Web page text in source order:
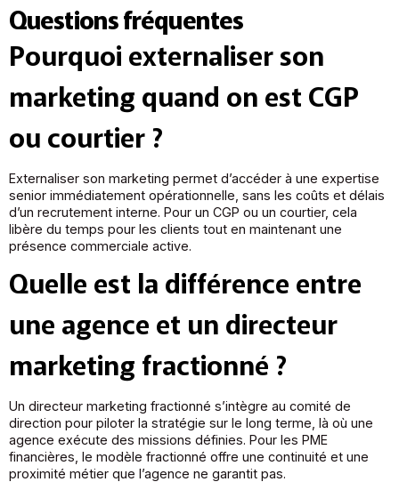
Questions fréquentes
Pourquoi externaliser son
marketing quand on est CGP
ou courtier ?
Externaliser son marketing permet d’accéder à une expertise
senior immédiatement opérationnelle, sans les coûts et délais
d’un recrutement interne. Pour un CGP ou un courtier, cela
libère du temps pour les clients tout en maintenant une
présence commerciale active.
Quelle est la différence entre
une agence et un directeur
marketing fractionné ?
Un directeur marketing fractionné s’intègre au comité de
direction pour piloter la stratégie sur le long terme, là où une
agence exécute des missions définies. Pour les PME
financières, le modèle fractionné offre une continuité et une
proximité métier que l’agence ne garantit pas.